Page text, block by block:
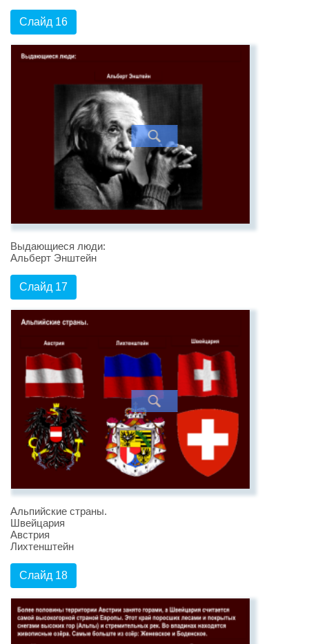
Слайд 16
Выдающиеся люди:
Альберт Энштейн
Слайд 17
Альпийские страны.
Швейцария
Австрия
Лихтенштейн
Слайд 18